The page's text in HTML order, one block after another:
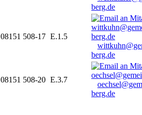
berg.de
08151 508-17 E.1.5
berg.de
08151 508-20 E.3.7
berg.de